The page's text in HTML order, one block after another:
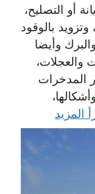
أو التصليح،
بالوقود
وأيضا
والعجلات،
المدخرات
المزيد